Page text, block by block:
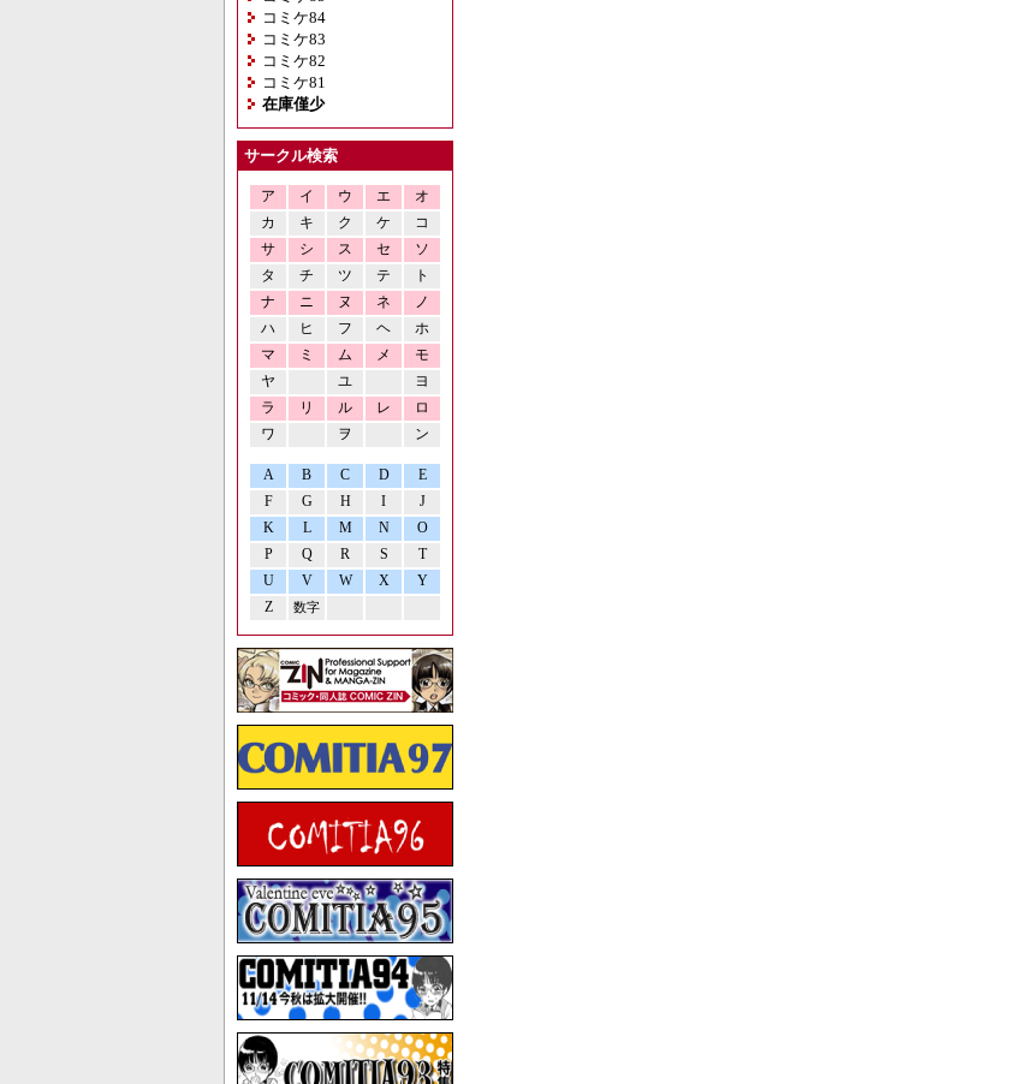
コミケ84
コミケ83
コミケ82
コミケ81
在庫僅少
サークル検索
ア イ ウ エ
オ
カ
キ ク ケ
コ
サ
シ ス セ
ソ
タ
チ ツ テ
ト
ナ
ニ ヌ ネ
ノ
ハ
ヒ フ ヘ
ホ
マ
ミ ム メ
モ
ヤ
ユ
ヨ
ラ
リ ル レ
ロ
ワ
ヲ ン
A B C D
E
F
G H I
J
K
L M N
O
P
Q R S
T
U
V W X
Y
Z
数字